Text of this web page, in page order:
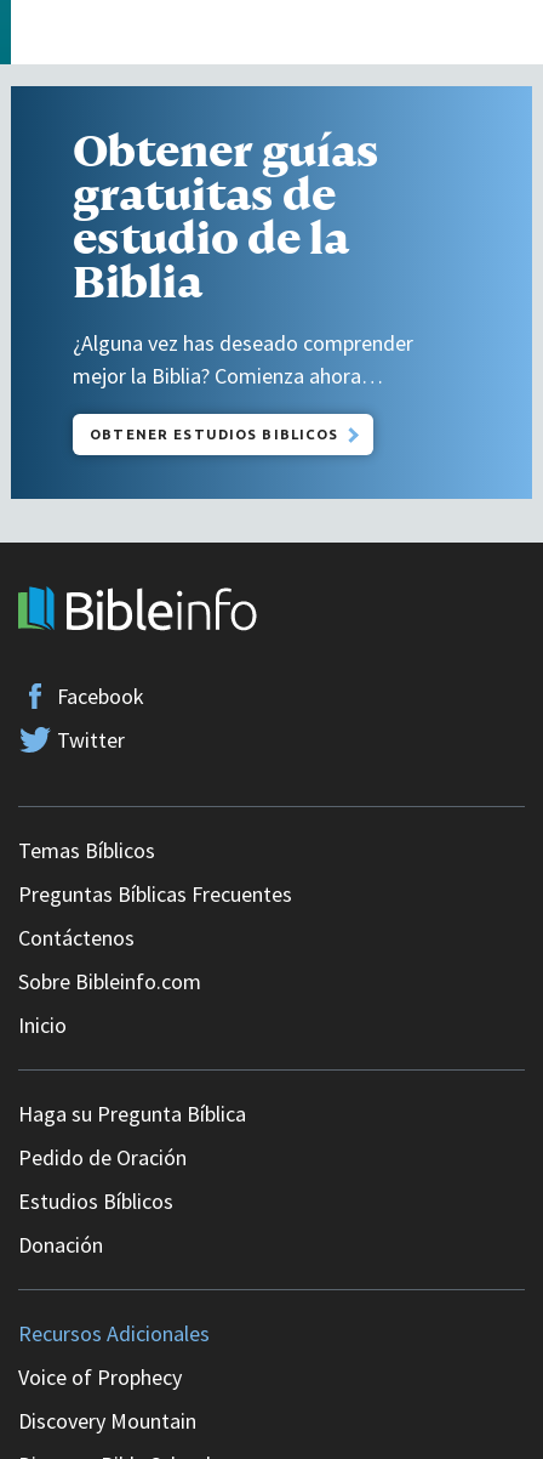
Obtener guías
gratuitas de
estudio de la
Biblia
¿Alguna vez has deseado comprender
mejor la Biblia? Comienza ahora…
OBTENER ESTUDIOS BIBLICOS
Facebook
Twitter
Temas Bíblicos
Preguntas Bíblicas Frecuentes
Contáctenos
Sobre Bibleinfo.com
Inicio
Haga su Pregunta Bíblica
Pedido de Oración
Estudios Bíblicos
Donación
Recursos Adicionales
Voice of Prophecy
Discovery Mountain